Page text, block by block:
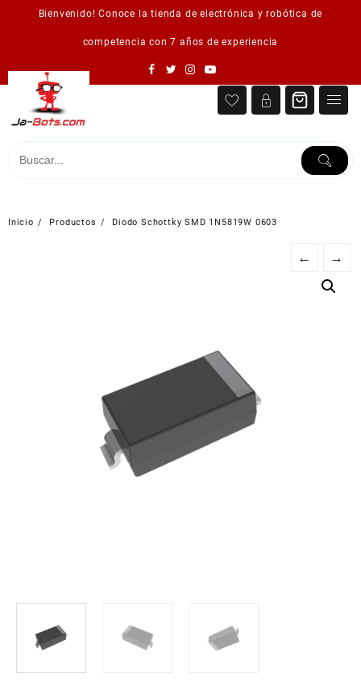
Bienvenido! Conoce la tienda de electrónica y robótica de
competencia con 7 años de experiencia
Inicio Productos Diodo Schottky SMD 1N5819W 0603
← →